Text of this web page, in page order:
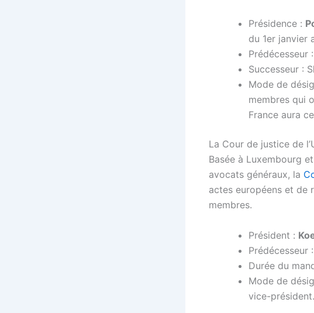
Présidence :
du 1er janvier
Prédécesseur
Successeur :
Mode de
membres qui
France aura
La Cour de justice de
Basée à Luxembourg
avocats généraux, la
actes européens et de
membres.
Président :
Prédécesseur
Durée du
Mode de
vice-président.